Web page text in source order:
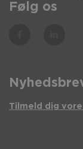
Følg os
Tilmeld dig